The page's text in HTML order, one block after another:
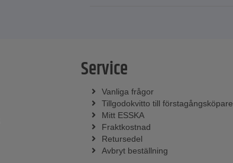
Service
Vanliga frågor
Tillgodokvitto till förstagångsköpare
Mitt ESSKA
Fraktkostnad
Retursedel
Avbryt beställning